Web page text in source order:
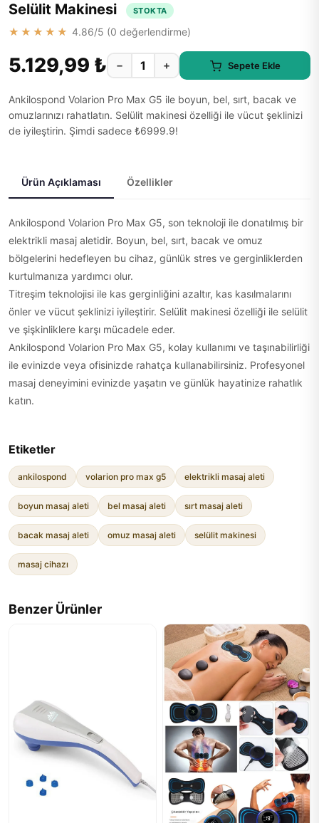
Selülit Makinesi
STOKTA
★★★★★ 4.86/5 (0 değerlendirme)
5.129,99 ₺ − + Sepete Ekle
Ankilospond Volarion Pro Max G5 ile boyun, bel, sırt, bacak ve
omuzlarınızı rahatlatın. Selülit makinesi özelliği ile vücut şeklinizi
de iyileştirin. Şimdi sadece ₺6999.9!
Ürün Açıklaması Özellikler
Ankilospond Volarion Pro Max G5, son teknoloji ile donatılmış bir
elektrikli masaj aletidir. Boyun, bel, sırt, bacak ve omuz
bölgelerini hedefleyen bu cihaz, günlük stres ve gerginliklerden
kurtulmanıza yardımcı olur.
Titreşim teknolojisi ile kas gerginliğini azaltır, kas kasılmalarını
önler ve vücut şeklinizi iyileştirir. Selülit makinesi özelliği ile selülit
ve şişkinliklere karşı mücadele eder.
Ankilospond Volarion Pro Max G5, kolay kullanımı ve taşınabilirliği
ile evinizde veya ofisinizde rahatça kullanabilirsiniz. Profesyonel
masaj deneyimini evinizde yaşatın ve günlük hayatinize rahatlık
katın.
Etiketler
ankilospond volarion pro max g5 elektrikli masaj aleti
boyun masaj aleti bel masaj aleti sırt masaj aleti
bacak masaj aleti omuz masaj aleti selülit makinesi
masaj cihazı
Benzer Ürünler